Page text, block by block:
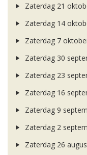
Zaterdag 21
Zaterdag 14
Zaterdag 7
Zaterdag 30
Zaterdag 23
Zaterdag 16
Zaterdag 9
Zaterdag 2
Zaterdag 26